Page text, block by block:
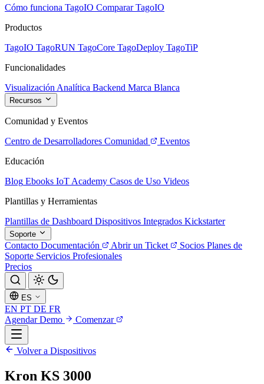
Cómo funciona TagoIO Comparar TagoIO
Productos
TagoIO TagoRUN TagoCore TagoDeploy TagoTiP
Funcionalidades
Visualización Analítica Backend Marca Blanca
Recursos
Comunidad y Eventos
Centro de Desarrolladores Comunidad
Eventos
Educación
Blog Ebooks IoT Academy Casos de Uso Videos
Plantillas y Herramientas
Plantillas de Dashboard Dispositivos Integrados Kickstarter
Soporte
Contacto Documentación Abrir un Ticket Socios Planes de
Soporte Servicios Profesionales
Precios
ES
EN PT DE FR
Agendar Demo
Comenzar
Volver a Dispositivos
Kron KS 3000